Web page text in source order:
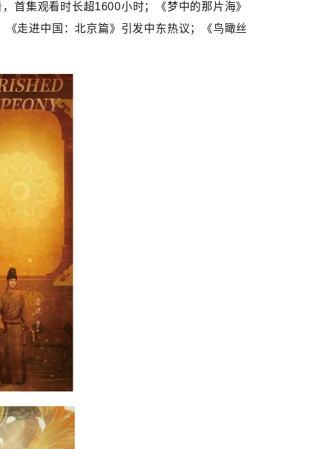
首集观看时长超1600小时；《梦中的那片海》
《走进中国：北京篇》引发中东热议；《鸟瞰丝